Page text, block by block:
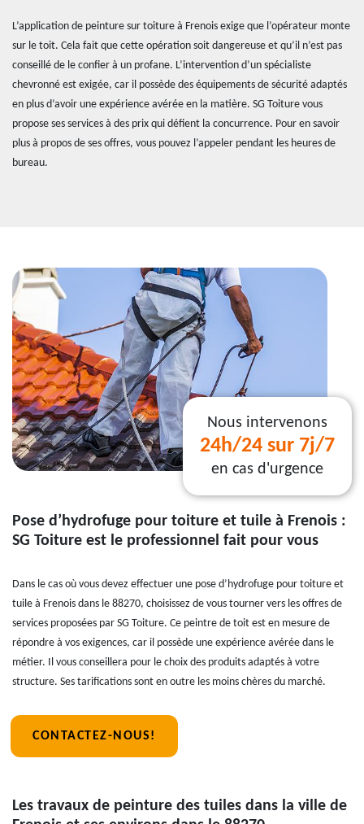
L’application de peinture sur toiture à Frenois exige que l’opérateur monte
sur le toit. Cela fait que cette opération soit dangereuse et qu’il n’est pas
conseillé de le confier à un profane. L’intervention d’un spécialiste
chevronné est exigée, car il possède des équipements de sécurité adaptés
en plus d’avoir une expérience avérée en la matière. SG Toiture vous
propose ses services à des prix qui défient la concurrence. Pour en savoir
plus à propos de ses offres, vous pouvez l’appeler pendant les heures de
bureau.
Nous intervenons
24h/24 sur 7j/7
en cas d'urgence
Pose d’hydrofuge pour toiture et tuile à Frenois :
SG Toiture est le professionnel fait pour vous
Dans le cas où vous devez effectuer une pose d’hydrofuge pour toiture et
tuile à Frenois dans le 88270, choisissez de vous tourner vers les offres de
services proposées par SG Toiture. Ce peintre de toit est en mesure de
répondre à vos exigences, car il possède une expérience avérée dans le
métier. Il vous conseillera pour le choix des produits adaptés à votre
structure. Ses tarifications sont en outre les moins chères du marché.
CONTACTEZ-NOUS!
Les travaux de peinture des tuiles dans la ville de